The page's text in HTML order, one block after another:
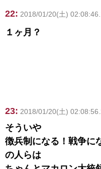
22: 2018/01/20(土)
１ヶ月？
23: 2018/01/20(土)
そういや
徴兵制になる！戦争に
の人らは